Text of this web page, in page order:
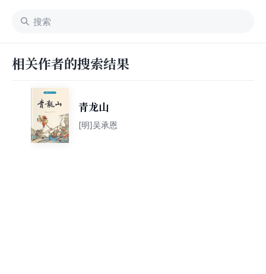
相关作者的搜索结果
青龙山
[明]吴承恩